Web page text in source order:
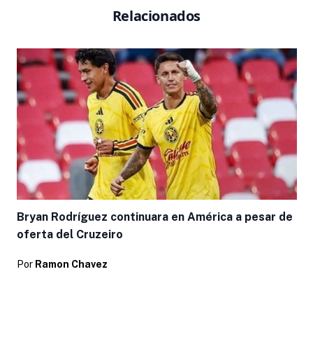
Relacionados
Bryan Rodríguez continuara en América a pesar de
oferta del Cruzeiro
Por Ramon Chavez